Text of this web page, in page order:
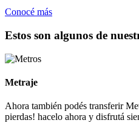
Conocé más
Estos son algunos de
Metraje
Ahora también podés transferir
pierdas! hacelo ahora y disfrutá